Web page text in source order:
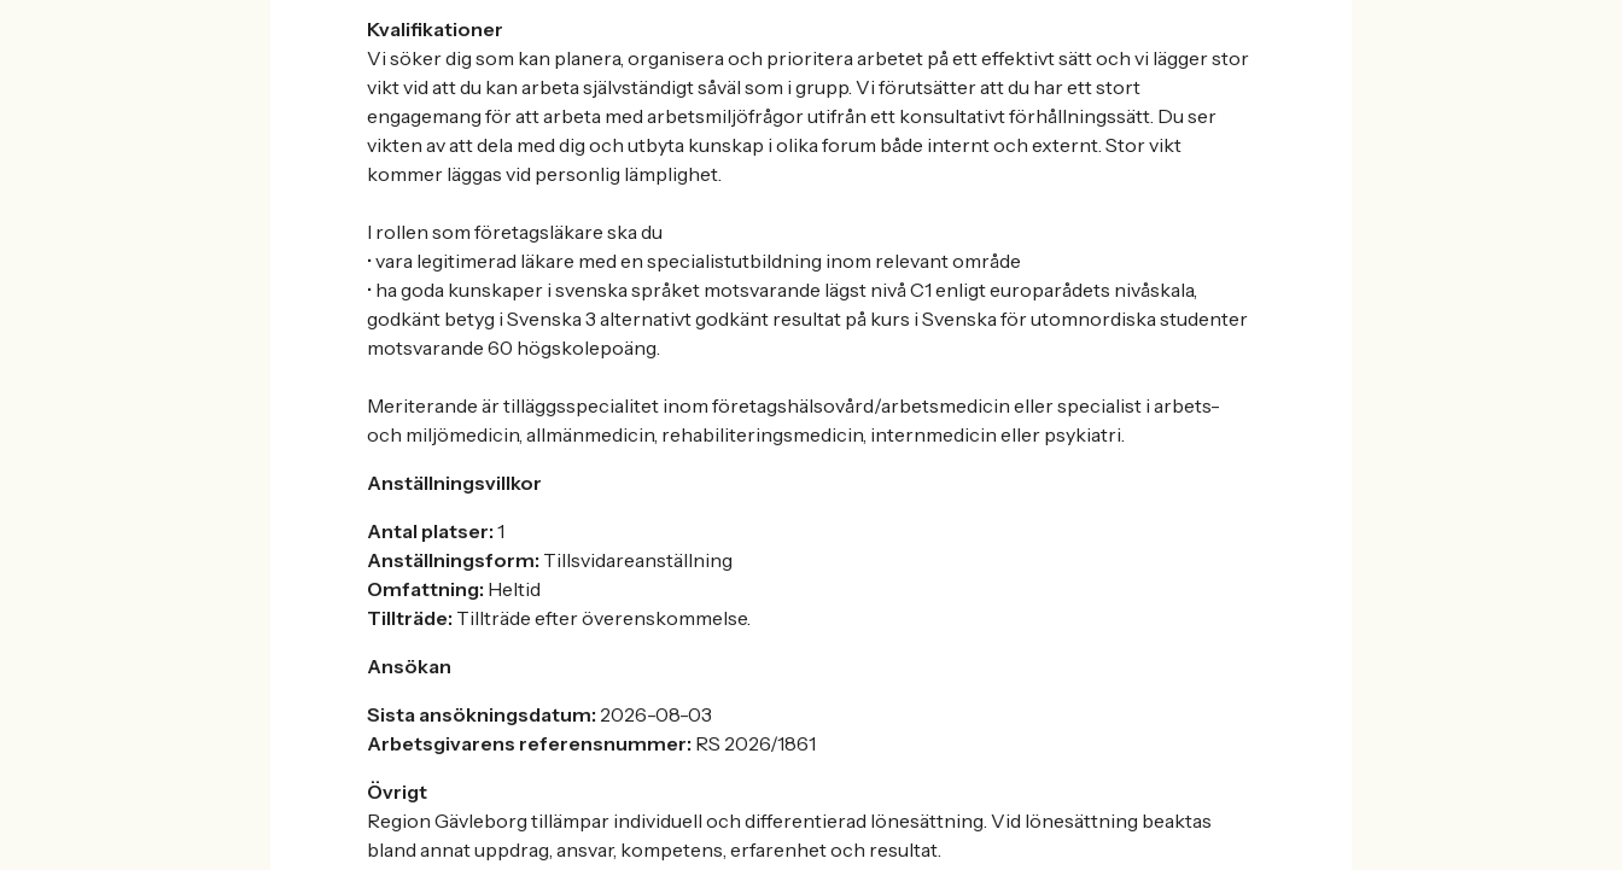
Kvalifikationer
Vi söker dig som kan planera, organisera och prioritera arbetet på ett effektivt sätt och vi lägger stor
vikt vid att du kan arbeta självständigt såväl som i grupp. Vi förutsätter att du har ett stort
engagemang för att arbeta med arbetsmiljöfrågor utifrån ett konsultativt förhållningssätt. Du ser
vikten av att dela med dig och utbyta kunskap i olika forum både internt och externt. Stor vikt
kommer läggas vid personlig lämplighet.
I rollen som företagsläkare ska du
• vara legitimerad läkare med en specialistutbildning inom relevant område
• ha goda kunskaper i svenska språket motsvarande lägst nivå C1 enligt europarådets nivåskala,
godkänt betyg i Svenska 3 alternativt godkänt resultat på kurs i Svenska för utomnordiska studenter
motsvarande 60 högskolepoäng.
Meriterande är tilläggsspecialitet inom företagshälsovård/arbetsmedicin eller specialist i arbets-
och miljömedicin, allmänmedicin, rehabiliteringsmedicin, internmedicin eller psykiatri.
Anställningsvillkor
Antal platser: 1
Anställningsform: Tillsvidareanställning
Omfattning: Heltid
Tillträde: Tillträde efter överenskommelse.
Ansökan
Sista ansökningsdatum: 2026-08-03
Arbetsgivarens referensnummer: RS 2026/1861
Övrigt
Region Gävleborg tillämpar individuell och differentierad lönesättning. Vid lönesättning beaktas
bland annat uppdrag, ansvar, kompetens, erfarenhet och resultat.